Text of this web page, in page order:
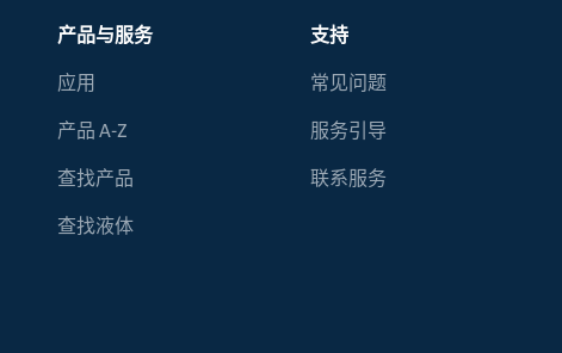
产品与服务
应用
产品 A-Z
查找产品
查找液体
支持
常见问题
服务引导
联系服务